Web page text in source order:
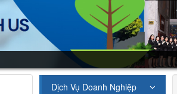
Dịch Vụ Doanh Nghiệp